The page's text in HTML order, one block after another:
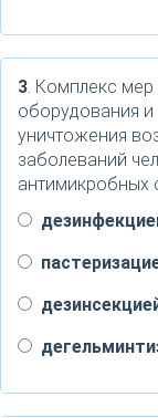
3. Комплекс
оборудования
уничтожения
заболеваний
антимикробных